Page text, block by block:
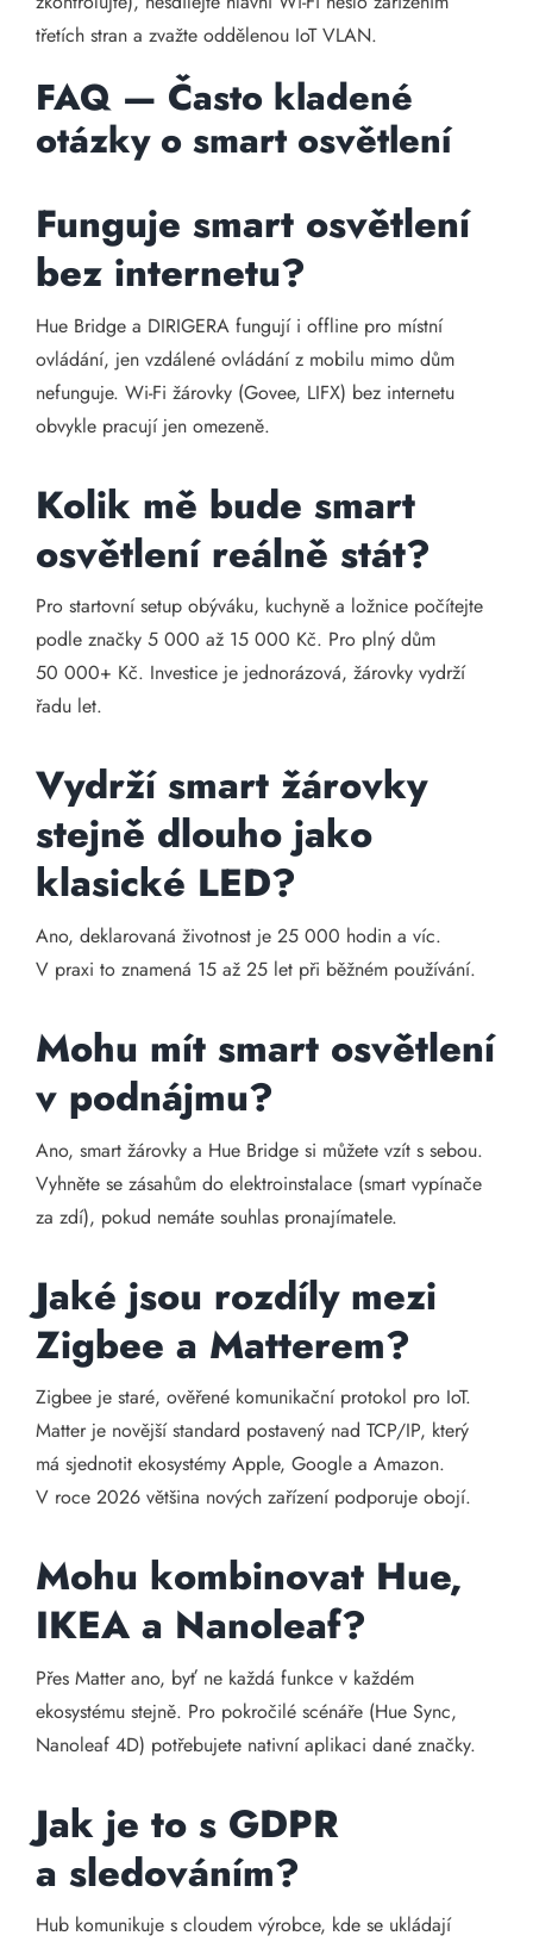
třetích stran a zvažte oddělenou IoT VLAN.
FAQ — Často kladené
otázky o smart osvětlení
Funguje smart osvětlení
bez internetu?
Hue Bridge a DIRIGERA fungují i offline pro místní
ovládání, jen vzdálené ovládání z mobilu mimo dům
nefunguje. Wi-Fi žárovky (Govee, LIFX) bez internetu
obvykle pracují jen omezeně.
Kolik mě bude smart
osvětlení reálně stát?
Pro startovní setup obýváku, kuchyně a ložnice počítejte
podle značky 5 000 až 15 000 Kč. Pro plný dům
50 000+ Kč. Investice je jednorázová, žárovky vydrží
řadu let.
Vydrží smart žárovky
stejně dlouho jako
klasické LED?
Ano, deklarovaná životnost je 25 000 hodin a víc.
V praxi to znamená 15 až 25 let při běžném používání.
Mohu mít smart osvětlení
v podnájmu?
Ano, smart žárovky a Hue Bridge si můžete vzít s sebou.
Vyhněte se zásahům do elektroinstalace (smart vypínače
za zdí), pokud nemáte souhlas pronajímatele.
Jaké jsou rozdíly mezi
Zigbee a Matterem?
Zigbee je staré, ověřené komunikační protokol pro IoT.
Matter je novější standard postavený nad TCP/IP, který
má sjednotit ekosystémy Apple, Google a Amazon.
V roce 2026 většina nových zařízení podporuje obojí.
Mohu kombinovat Hue,
IKEA a Nanoleaf?
Přes Matter ano, byť ne každá funkce v každém
ekosystému stejně. Pro pokročilé scénáře (Hue Sync,
Nanoleaf 4D) potřebujete nativní aplikaci dané značky.
Jak je to s GDPR
a sledováním?
Hub komunikuje s cloudem výrobce, kde se ukládají